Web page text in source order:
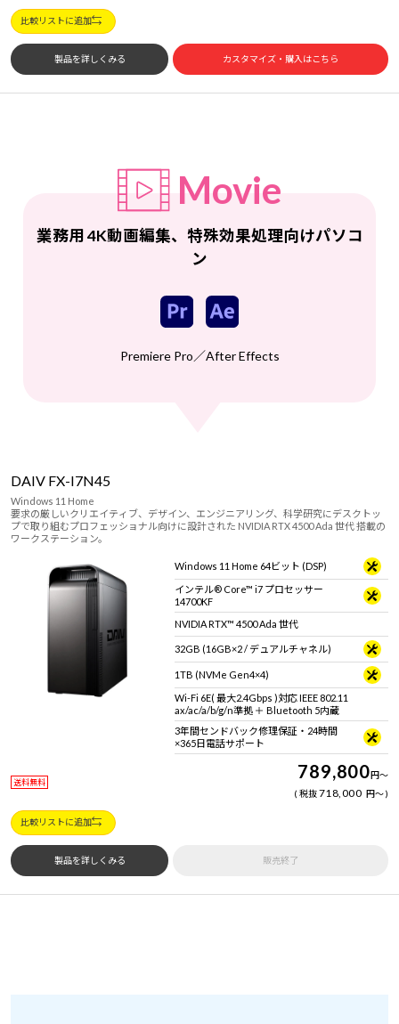
比較リストに追加
製品を詳しくみる カスタマイズ・購入はこちら
Movie
業務用 4K動画編集、特殊効果処理向けパソコ
ン
Premiere Pro／After Effects
DAIV FX-I7N45
Windows 11 Home
要求の厳しいクリエイティブ、デザイン、エンジニアリング、科学研究にデスクトッ
プで取り組むプロフェッショナル向けに設計された NVIDIA RTX 4500 Ada 世代 搭載の
ワークステーション。
Windows 11 Home 64ビット (DSP)
インテル® Core™ i7 プロセッサー
14700KF
NVIDIA RTX™ 4500 Ada 世代
32GB (16GB×2 / デュアルチャネル)
1TB (NVMe Gen4×4)
Wi-Fi 6E( 最大2.4Gbps )対応 IEEE 802.11
ax/ac/a/b/g/n準拠 ＋ Bluetooth 5内蔵
3年間センドバック修理保証・24時間
×365日電話サポート
送料無料 789,800円～
税抜718,000 円～
比較リストに追加
製品を詳しくみる 販売終了